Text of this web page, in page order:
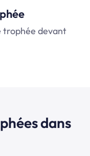
trophée devant
dans